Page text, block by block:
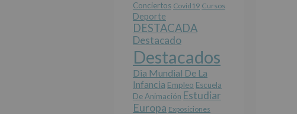
Conciertos Covid19 Cursos
Deporte
DESTACADA
Destacado
Destacados
Dia Mundial De La
Infancia Empleo Escuela
De Animación Estudiar
Europa Exposiciones